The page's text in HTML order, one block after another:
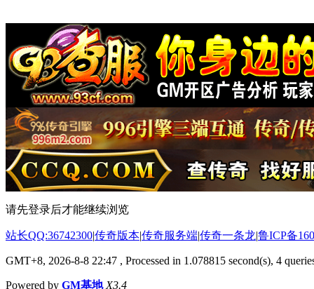
请先登录后才能继续浏览
站长QQ:36742300|传奇版本|传奇服务端|传奇一条龙|鲁ICP备
GMT+8, 2026-8-8 22:47 , Processed in 1.078815 second(s), 4
Powered by GM基地 X3.4